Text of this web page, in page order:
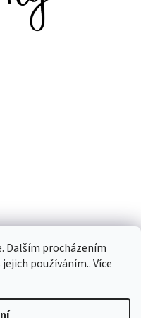
Dalším procházením
používáním.. Více